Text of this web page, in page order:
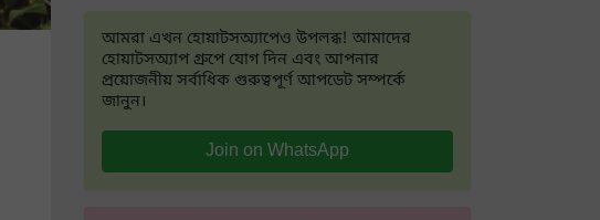
আমরা এখন হোয়াটসঅ্যাপেও উপলব্ধ! আমাদের
হোয়াটসঅ্যাপ গ্রুপে যোগ দিন এবং আপনার
প্রয়োজনীয় সর্বাধিক গুরুত্বপূর্ণ আপডেট সম্পর্কে
জানুন।
Join on WhatsApp